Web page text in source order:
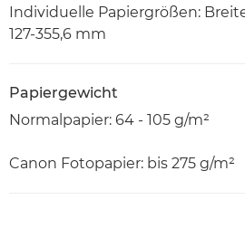
Individuelle Papiergrößen:
127-355,6 mm
Papiergewicht
Normalpapier: 64 - 105 g/m²
Canon Fotopapier: bis 275 g/m²